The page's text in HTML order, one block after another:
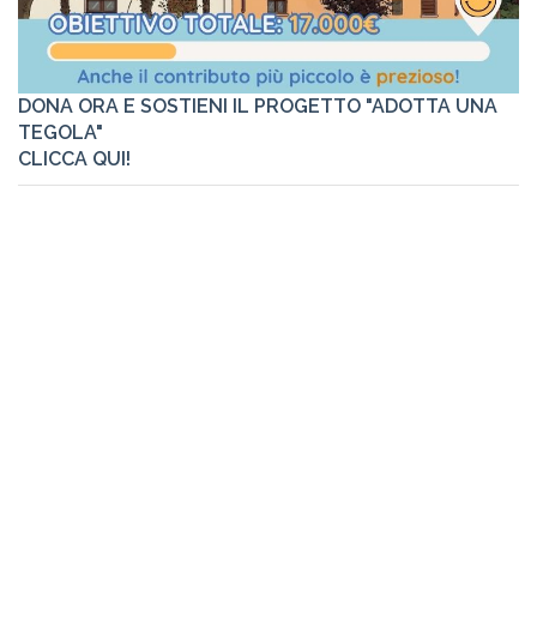
DONA ORA E SOSTIENI IL PROGETTO "ADOTTA UNA
TEGOLA"
CLICCA QUI!